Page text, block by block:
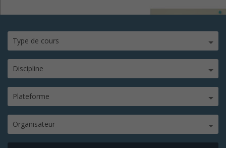
Type de cours
Discipline
Plateforme
Organisateur